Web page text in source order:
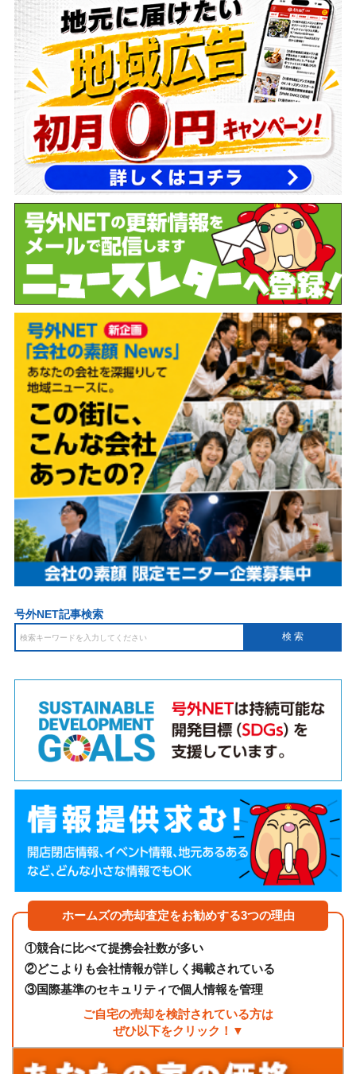
号外NET記事検索
ホームズの売却査定をお勧めする3つの理由
①競合に比べて提携会社数が多い
②どこよりも会社情報が詳しく掲載されている
③国際基準のセキュリティで個人情報を管理
ご自宅の売却を検討されている方は
ぜひ以下をクリック！▼